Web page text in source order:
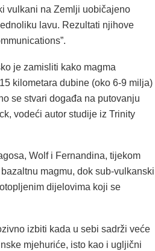
vulkani na Zemlji uobičajeno
lavu. Rezultati njihove
je zamisliti kako magma
kilometara dubine (oko 6-9 milja)
se stvari događa na putovanju
vodeći autor studije iz Trinity
Wolf i Fernandina, tijekom
magmu, dok sub-vulkanski
dijelovima koji se
izbiti kada u sebi sadrži veće
mjehuriće, isto kao i ugljični